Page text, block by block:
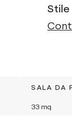
Stile
SALA DA
33 mq